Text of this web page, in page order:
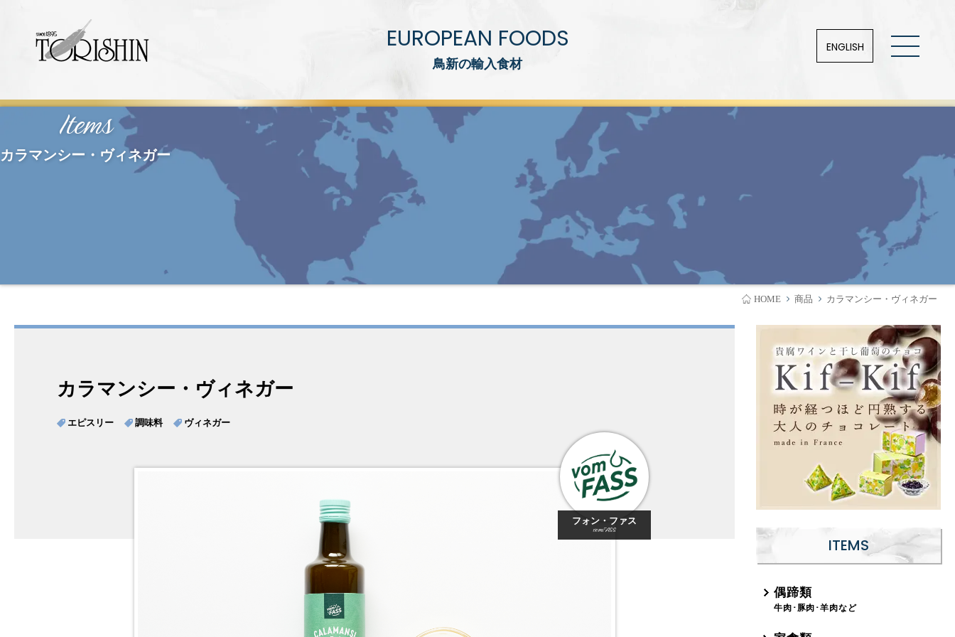
EUROPEAN FOODS
鳥新の輸入食材
ENGLISH
Items
カラマンシー・ヴィネガー
HOME 商品 カラマンシー・ヴィネガー
カラマンシー・ヴィネガー
エピスリー 調味料 ヴィネガー
フォン・ファス
vomFASS
ITEMS
偶蹄類
牛肉･豚肉･羊肉など